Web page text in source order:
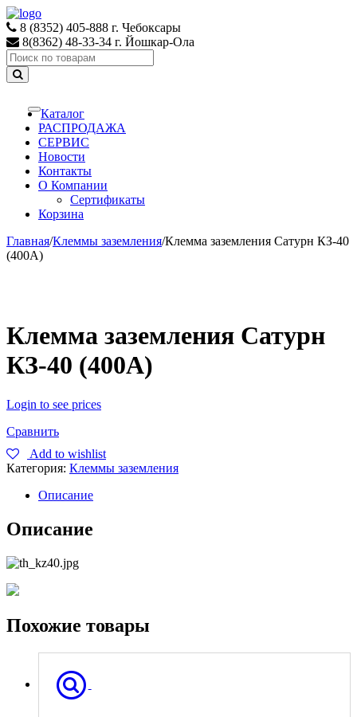
Skip
to
navigation
Skip
to
content
8 (8352) 405-888 г. Чебоксары
8(8362) 48-33-34 г. Йошкар-Ола
Search
for:
Toggle
navigation
Каталог
РАСПРОДАЖА
СЕРВИС
Новости
Контакты
О Компании
Сертификаты
Корзина
Главная/Клеммы заземления/Клемма заземления Сатурн КЗ-40
(400А)
Клемма заземления Сатурн
КЗ-40 (400А)
Login to see prices
Сравнить
Add to wishlist
Категория: Клеммы заземления
Описание
Описание
Похожие товары